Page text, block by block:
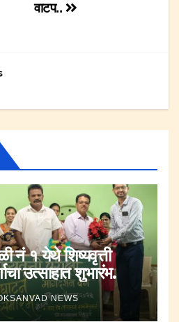
वाटप..
नं १ येथे शिष्यवृत्ती
उत्साहात शुभारंभ.
NEWS